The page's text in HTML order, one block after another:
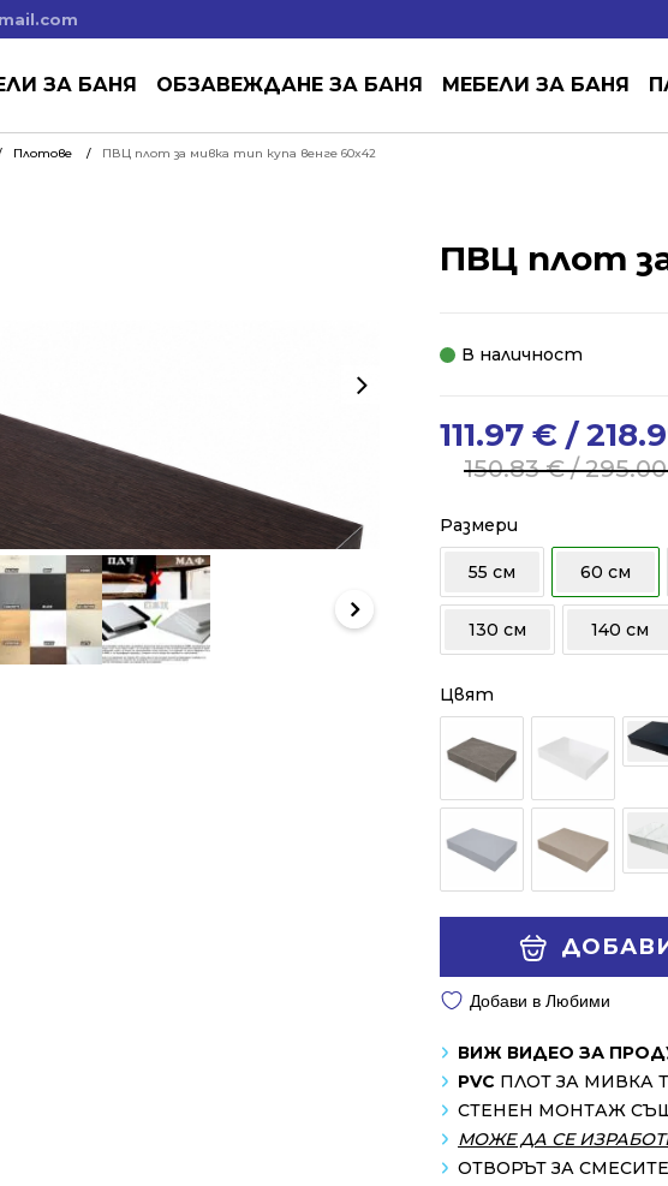
ЗА БАНЯ ОБЗАВЕЖДАНЕ ЗА БАНЯ МЕБЕЛИ ЗА БАНЯ
Плотове ПВЦ плот за мивка тип купа венге 60x42
ПВЦ плот
В наличност
150.83€/
Original
price
150.83 €
/
295.00 лв..
111.97 € /
Current
price
111.97 €
/
218.99 лв..
Размери
55 см 60 см
130 см 140 см
Цвят
Добави в Любими
ВИЖ ВИДЕО ЗА
PVC ПЛОТ ЗА МИВКА
СТЕНЕН МОНТАЖ
МОЖЕ ДА СЕ
ОТВОРЪТ ЗА